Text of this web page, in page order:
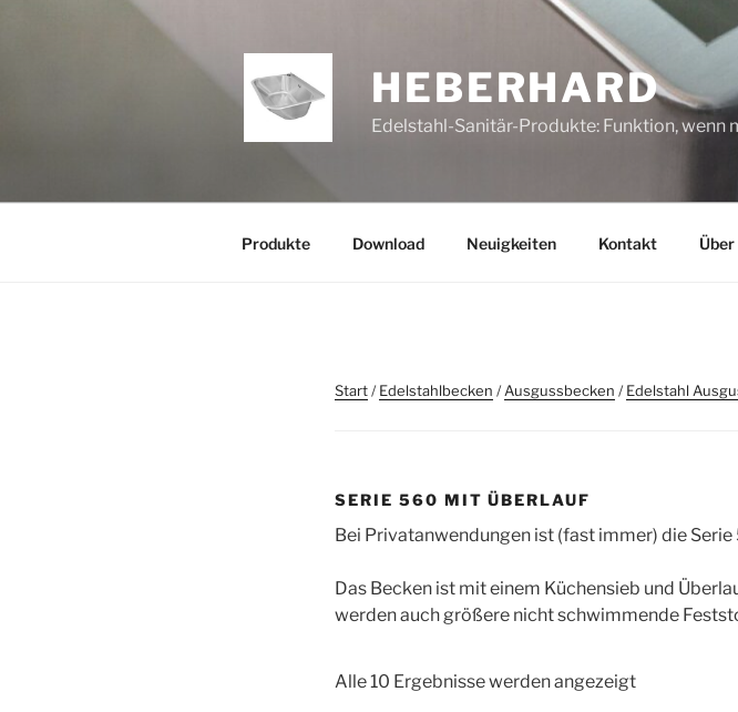
HEBERHARD
Edelstahl-Sanitär-Produkte: Funktion, wenn
Produkte Download Neuigkeiten Kontakt Über
Start/Edelstahlbecken /Ausgussbecken /Edelstahl
SERIE 560 MIT ÜBERLAUF
Bei Privatanwendungen ist (fast immer) die
Das Becken ist mit einem Küchensieb und
werden auch größere nicht schwimmende
Alle 10 Ergebnisse werden angezeigt